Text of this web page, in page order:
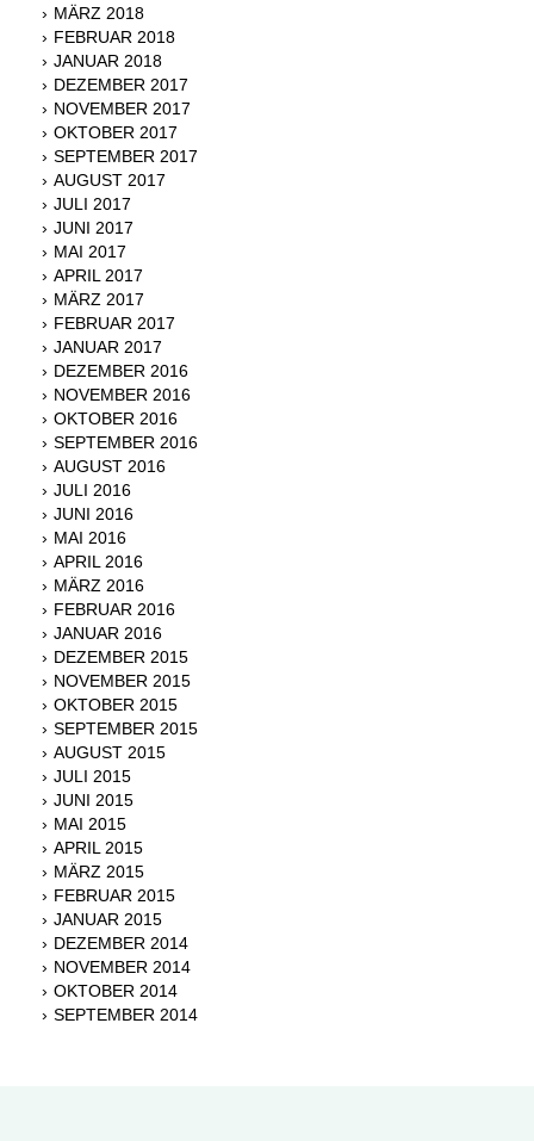
MÄRZ 2018
FEBRUAR 2018
JANUAR 2018
DEZEMBER 2017
NOVEMBER 2017
OKTOBER 2017
SEPTEMBER 2017
AUGUST 2017
JULI 2017
JUNI 2017
MAI 2017
APRIL 2017
MÄRZ 2017
FEBRUAR 2017
JANUAR 2017
DEZEMBER 2016
NOVEMBER 2016
OKTOBER 2016
SEPTEMBER 2016
AUGUST 2016
JULI 2016
JUNI 2016
MAI 2016
APRIL 2016
MÄRZ 2016
FEBRUAR 2016
JANUAR 2016
DEZEMBER 2015
NOVEMBER 2015
OKTOBER 2015
SEPTEMBER 2015
AUGUST 2015
JULI 2015
JUNI 2015
MAI 2015
APRIL 2015
MÄRZ 2015
FEBRUAR 2015
JANUAR 2015
DEZEMBER 2014
NOVEMBER 2014
OKTOBER 2014
SEPTEMBER 2014